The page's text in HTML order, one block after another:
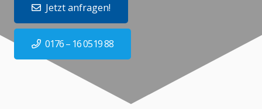
Jetzt anfragen!
0176 – 16 0519 88